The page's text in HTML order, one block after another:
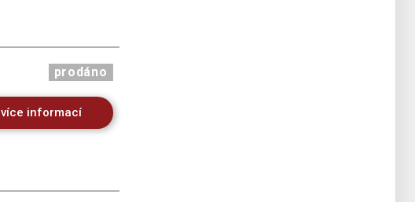
prodáno
více informací